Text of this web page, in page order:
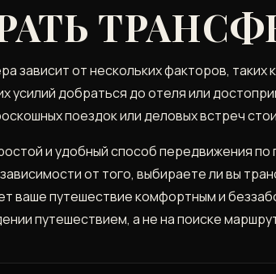
зависит от нескольких факторов, таких
усилий добраться до отеля или
поездок или деловых встреч
и удобный способ передвижения
от того, выбираете ли вы
ваше путешествие комфортным и
путешествием, а не на поиске